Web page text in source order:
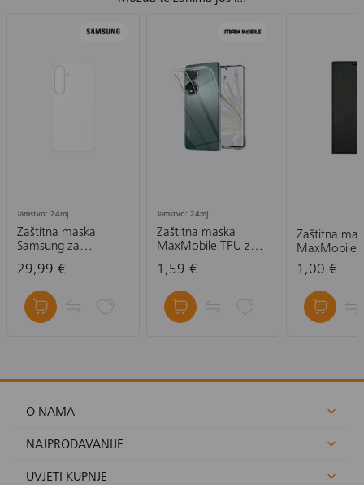
Jamstvo: 24mj.
Zaštitna maska
Samsung za
FE, prozirna
29,99 €
Jamstvo: 24mj.
Zaštitna maska
MaxMobile TPU za
prozirna
1,59 €
Zaštitna
MaxMobile
Xiaomi
14 5G Slim,
1,00 €
O NAMA
NAJPRODAVANIJE
UVJETI KUPNJE